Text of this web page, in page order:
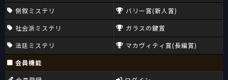
倒叙ミステリ
社会派ミステリ
法廷ミステリ
バリー賞(新人賞)
ガラスの鍵賞
マカヴィティ賞(長編賞)
会員機能